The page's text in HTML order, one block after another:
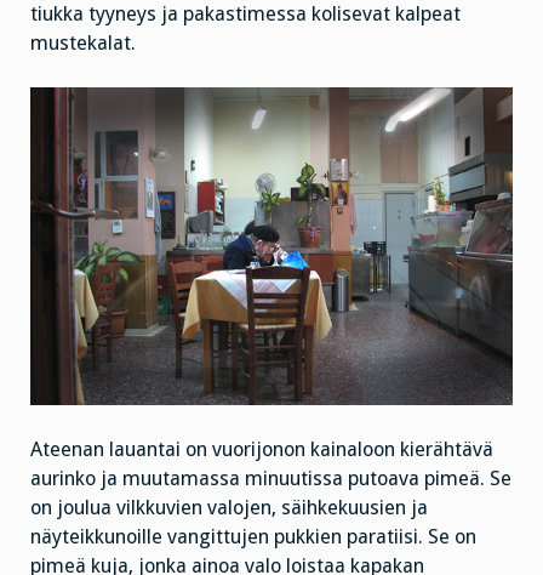
tiukka tyyneys ja pakastimessa kolisevat kalpeat
mustekalat.
Ateenan lauantai on vuorijonon kainaloon kierähtävä
aurinko ja muutamassa minuutissa putoava pimeä. Se
on joulua vilkkuvien valojen, säihkekuusien ja
näyteikkunoille vangittujen pukkien paratiisi. Se on
pimeä kuja, jonka ainoa valo loistaa kapakan